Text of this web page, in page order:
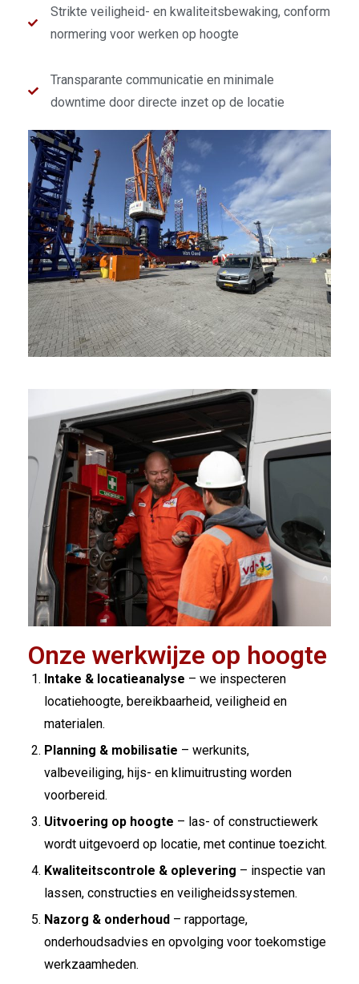
Strikte veiligheid- en kwaliteitsbewaking, conform
normering voor werken op hoogte
Transparante communicatie en minimale
downtime door directe inzet op de locatie
Onze werkwijze op hoogte
Intake & locatieanalyse – we inspecteren
locatiehoogte, bereikbaarheid, veiligheid en
materialen.
Planning & mobilisatie – werkunits,
valbeveiliging, hijs- en klimuitrusting worden
voorbereid.
Uitvoering op hoogte – las- of constructiewerk
wordt uitgevoerd op locatie, met continue toezicht.
Kwaliteitscontrole & oplevering – inspectie van
lassen, constructies en veiligheidssystemen.
Nazorg & onderhoud – rapportage,
onderhoudsadvies en opvolging voor toekomstige
werkzaamheden.